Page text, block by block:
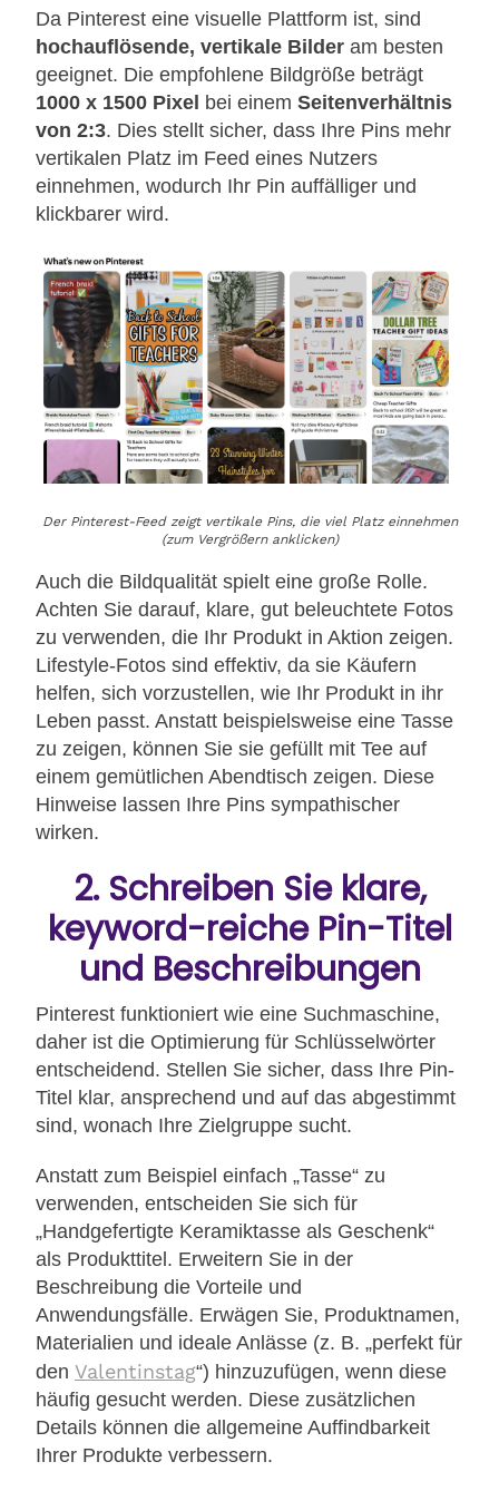
Da Pinterest eine visuelle Plattform ist, sind
hochauflösende, vertikale Bilder am besten
geeignet. Die empfohlene Bildgröße beträgt
1000 x 1500 Pixel bei einem Seitenverhältnis
von 2:3. Dies stellt sicher, dass Ihre Pins mehr
vertikalen Platz im Feed eines Nutzers
einnehmen, wodurch Ihr Pin auffälliger und
klickbarer wird.
Der Pinterest-Feed zeigt vertikale Pins, die viel Platz einnehmen
(zum Vergrößern anklicken)
Auch die Bildqualität spielt eine große Rolle.
Achten Sie darauf, klare, gut beleuchtete Fotos
zu verwenden, die Ihr Produkt in Aktion zeigen.
Lifestyle-Fotos sind effektiv, da sie Käufern
helfen, sich vorzustellen, wie Ihr Produkt in ihr
Leben passt. Anstatt beispielsweise eine Tasse
zu zeigen, können Sie sie gefüllt mit Tee auf
einem gemütlichen Abendtisch zeigen. Diese
Hinweise lassen Ihre Pins sympathischer
wirken.
2. Schreiben Sie klare,
keyword-reiche Pin-Titel
und Beschreibungen
Pinterest funktioniert wie eine Suchmaschine,
daher ist die Optimierung für Schlüsselwörter
entscheidend. Stellen Sie sicher, dass Ihre Pin-
Titel klar, ansprechend und auf das abgestimmt
sind, wonach Ihre Zielgruppe sucht.
Anstatt zum Beispiel einfach „Tasse“ zu
verwenden, entscheiden Sie sich für
„Handgefertigte Keramiktasse als Geschenk“
als Produkttitel. Erweitern Sie in der
Beschreibung die Vorteile und
Anwendungsfälle. Erwägen Sie, Produktnamen,
Materialien und ideale Anlässe (z. B. „perfekt für
den Valentinstag“) hinzuzufügen, wenn diese
häufig gesucht werden. Diese zusätzlichen
Details können die allgemeine Auffindbarkeit
Ihrer Produkte verbessern.